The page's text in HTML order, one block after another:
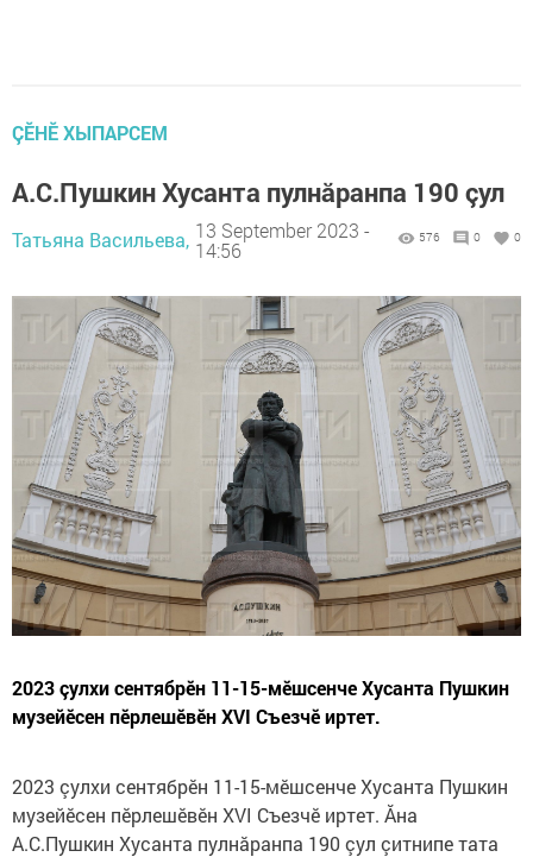
ÇӖНӖ ХЫПАРСЕМ
А.С.Пушкин Хусанта пулнăранпа 190 çул
Татьяна Васильева, 13 September 2023 -
14:56
576 0 0
2023 çулхи сентябрӗн 11-15-мӗшсенче Хусанта Пушкин
музейӗсен пӗрлешӗвӗн XVI Съезчӗ иртет.
2023 çулхи сентябрӗн 11-15-мӗшсенче Хусанта Пушкин
музейӗсен пӗрлешӗвӗн XVI Съезчӗ иртет. Ăна
А.С.Пушкин Хусанта пулнăранпа 190 çул çитнипе тата